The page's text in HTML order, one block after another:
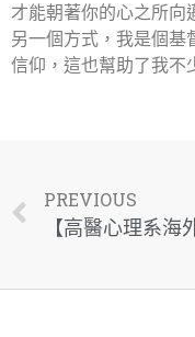
才能朝著你的心之所向
另一個方式，我是個基
信仰，這也幫助了我不
PREVIOUS